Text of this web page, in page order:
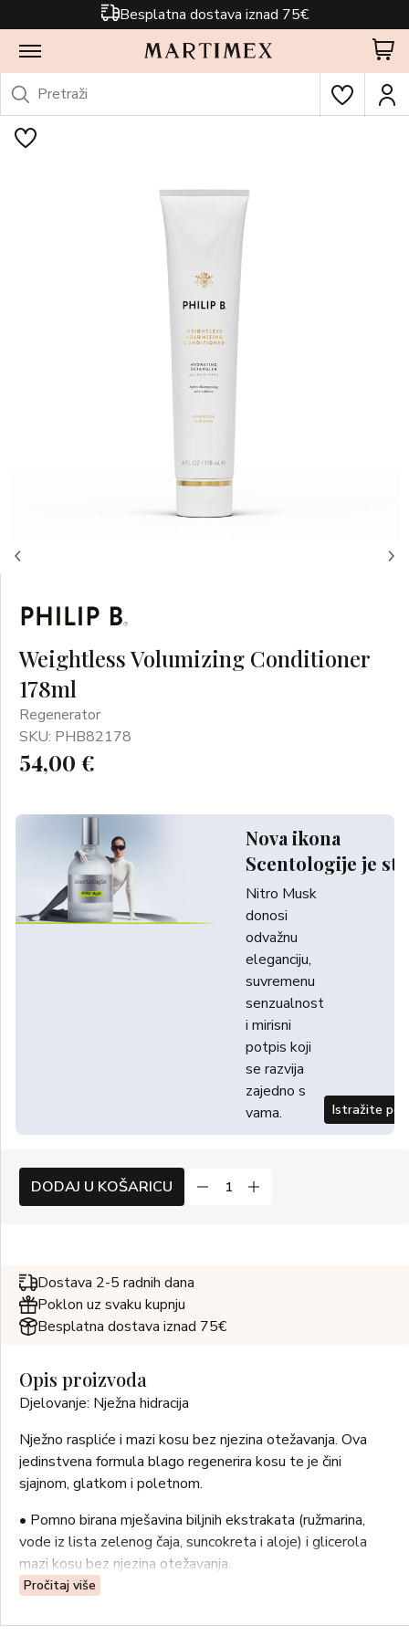
Besplatna dostava iznad 75€
Weightless Volumizing Conditioner
178ml
Regenerator
SKU: PHB82178
54,00 €
Nova ikona
Scentologije je
Nitro Musk
donosi
odvažnu
eleganciju,
suvremenu
senzualnost
i mirisni
potpis koji
se razvija
zajedno s
vama.
Istražite
DODAJ U KOŠARICU
Dostava 2-5 radnih dana
Poklon uz svaku kupnju
Besplatna dostava iznad 75€
Opis proizvoda
Djelovanje: Nježna hidracija
Nježno raspliće i mazi kosu bez njezina otežavanja. Ova
jedinstvena formula blago regenerira kosu te je čini
sjajnom, glatkom i poletnom.
• Pomno birana mješavina biljnih ekstrakata (ružmarina,
vode iz lista zelenog čaja, suncokreta i aloje) i glicerola
mazi kosu bez njezina otežavanja.
• Nježno raspliće.
magnolije.
Pročitaj više